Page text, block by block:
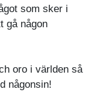
som sker i
gå någon
oro i världen så
någonsin!